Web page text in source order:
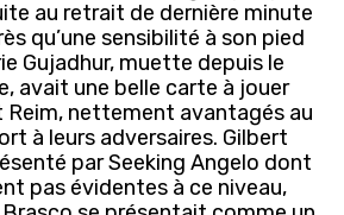
au retrait de dernière minute
qu’une sensibilité à son pied
Gujadhur, muette depuis le
avait une belle carte à jouer
Reim, nettement avantagés au
à leurs adversaires. Gilbert
par Seeking Angelo dont
pas évidentes à ce niveau,